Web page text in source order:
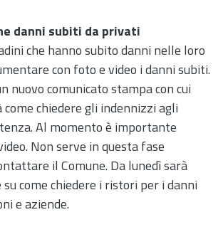
danni subiti da privati
che hanno subito danni nelle loro
con foto e video i danni subiti.
nuovo comunicato stampa con cui
chiedere gli indennizzi agli
Al momento è importante
Non serve in questa fase
il Comune. Da lunedì sarà
come chiedere i ristori per i danni
e aziende.